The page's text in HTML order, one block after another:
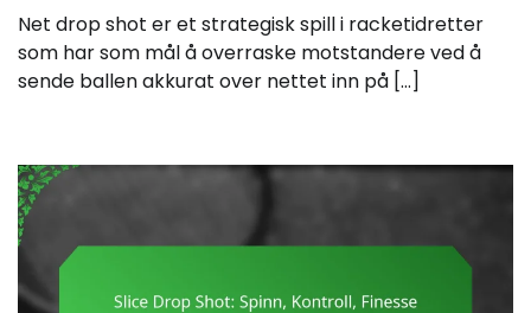
Net drop shot er et strategisk spill i racketidretter
som har som mål å overraske motstandere ved å
sende ballen akkurat over nettet inn på […]